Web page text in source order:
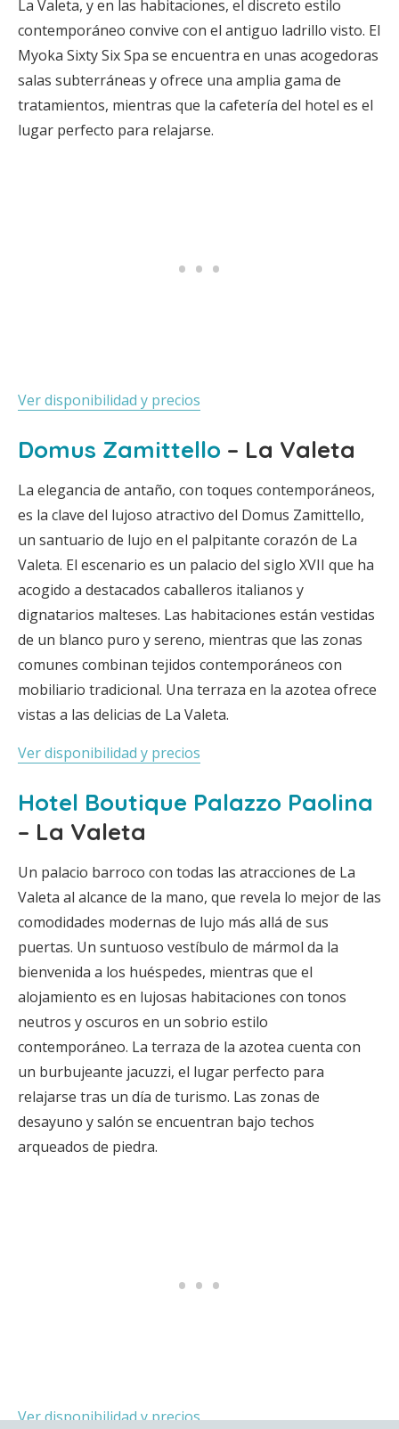
La Valeta, y en las habitaciones, el discreto estilo
contemporáneo convive con el antiguo ladrillo visto. El
Myoka Sixty Six Spa se encuentra en unas acogedoras
salas subterráneas y ofrece una amplia gama de
tratamientos, mientras que la cafetería del hotel es el
lugar perfecto para relajarse.
Ver disponibilidad y precios
Domus Zamittello – La Valeta
La elegancia de antaño, con toques contemporáneos,
es la clave del lujoso atractivo del Domus Zamittello,
un santuario de lujo en el palpitante corazón de La
Valeta. El escenario es un palacio del siglo XVII que ha
acogido a destacados caballeros italianos y
dignatarios malteses. Las habitaciones están vestidas
de un blanco puro y sereno, mientras que las zonas
comunes combinan tejidos contemporáneos con
mobiliario tradicional. Una terraza en la azotea ofrece
vistas a las delicias de La Valeta.
Ver disponibilidad y precios
Hotel Boutique Palazzo Paolina
– La Valeta
Un palacio barroco con todas las atracciones de La
Valeta al alcance de la mano, que revela lo mejor de las
comodidades modernas de lujo más allá de sus
puertas. Un suntuoso vestíbulo de mármol da la
bienvenida a los huéspedes, mientras que el
alojamiento es en lujosas habitaciones con tonos
neutros y oscuros en un sobrio estilo
contemporáneo. La terraza de la azotea cuenta con
un burbujeante jacuzzi, el lugar perfecto para
relajarse tras un día de turismo. Las zonas de
desayuno y salón se encuentran bajo techos
arqueados de piedra.
Ver disponibilidad y precios